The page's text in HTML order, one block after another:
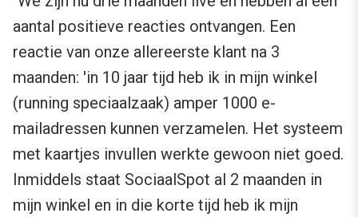
aantal positieve reacties ontvangen. Een
reactie van onze allereerste klant na 3
maanden: 'in 10 jaar tijd heb ik in mijn winkel
(running speciaalzaak) amper 1000 e-
mailadressen kunnen verzamelen. Het systeem
met kaartjes invullen werkte gewoon niet goed.
Inmiddels staat SociaalSpot al 2 maanden in
mijn winkel en in die korte tijd heb ik mijn